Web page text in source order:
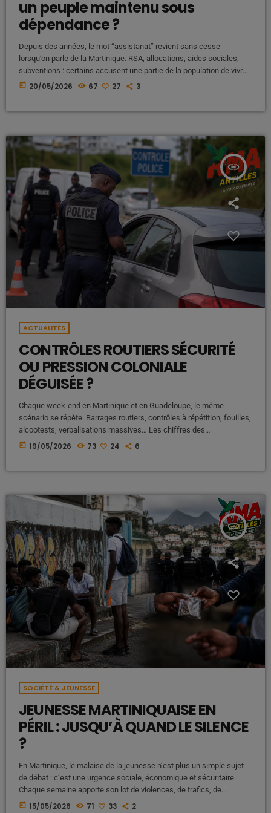
un peuple maintenu sous
dépendance ?
Depuis des années, le mot “assistanat” revient sans cesse
lorsqu’on parle de la Martinique. RSA, allocations, aides sociales,
subventions : certains accusent une partie de la population de vivre
sous perfusion de l’État français. Pourtant, cette vision simpliste
today 20/05/2026 67 27 3
insert_link
ACTUALITÉS
CONTRÔLES ROUTIERS SÉCURITÉ
OU PRESSION COLONIALE
DÉGUISÉE ?
Chaque week-end en Martinique et en Guadeloupe, le même
scénario se répète. Barrages routiers, contrôles à répétition, fouilles,
alcootests, verbalisations massives… Les chiffres des
contraventions explosent, les opérations policières sont
discussions populaires :Les contrôles routiers […]
today 19/05/2026 73 24 6
insert_link
SOCIÉTÉ & JEUNESSE
JEUNESSE MARTINIQUAISE EN
PÉRIL : JUSQU’À QUAND LE SILENCE
?
En Martinique, le malaise de la jeunesse n’est plus un simple sujet
de débat : c’est une urgence sociale, économique et sécuritaire.
Chaque semaine apporte son lot de violences, de trafics, de
règlements de comptes et d’images choquantes qui banalisent
today 15/05/2026 71 33 2